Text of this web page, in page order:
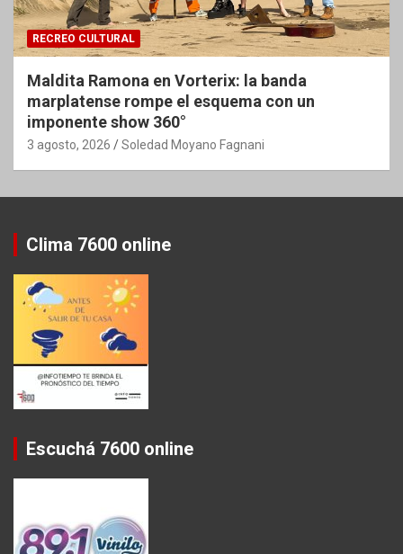
RECREO CULTURAL
Maldita Ramona en Vorterix: la banda
marplatense rompe el esquema con un
imponente show 360°
3 agosto, 2026 Soledad Moyano Fagnani
Clima 7600 online
Escuchá 7600 online